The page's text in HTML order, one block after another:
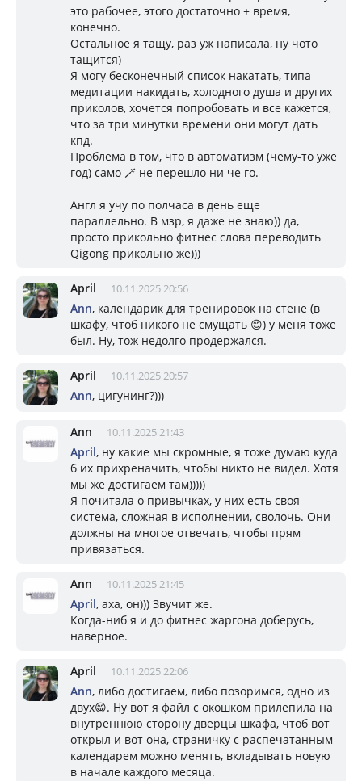
это рабочее, этого достаточно + время,
конечно.
Остальное я тащу, раз уж написала, ну чото
тащится)
Я могу бесконечный список накатать, типа
медитации накидать, холодного душа и других
приколов, хочется попробовать и все кажется,
что за три минутки времени они могут дать
кпд.
Проблема в том, что в автоматизм (чему-то уже
год) само 🪄 не перешло ни че го.
Англ я учу по полчаса в день еще
параллельно. В мзр, я даже не знаю)) да,
просто прикольно фитнес слова переводить
Qigong прикольно же)))
April 10.11.2025 20:56
Ann, календарик для тренировок на стене (в
шкафу, чтоб никого не смущать 😊) у меня тоже
был. Ну, тож недолго продержался.
April 10.11.2025 20:57
Ann, цигунинг?)))
Ann 10.11.2025 21:43
April, ну какие мы скромные, я тоже думаю куда
б их прихреначить, чтобы никто не видел. Хотя
мы же достигаем там)))))
Я почитала о привычках, у них есть своя
система, сложная в исполнении, сволочь. Они
должны на многое отвечать, чтобы прям
привязаться.
Ann 10.11.2025 21:45
April, аха, он))) Звучит же.
Когда-ниб я и до фитнес жаргона доберусь,
наверное.
April 10.11.2025 22:06
Ann, либо достигаем, либо позоримся, одно из
двух😁. Ну вот я файл с окошком прилепила на
внутреннюю сторону дверцы шкафа, чтоб вот
открыл и вот она, страничку с распечатанным
календарем можно менять, вкладывать новую
в начале каждого месяца.